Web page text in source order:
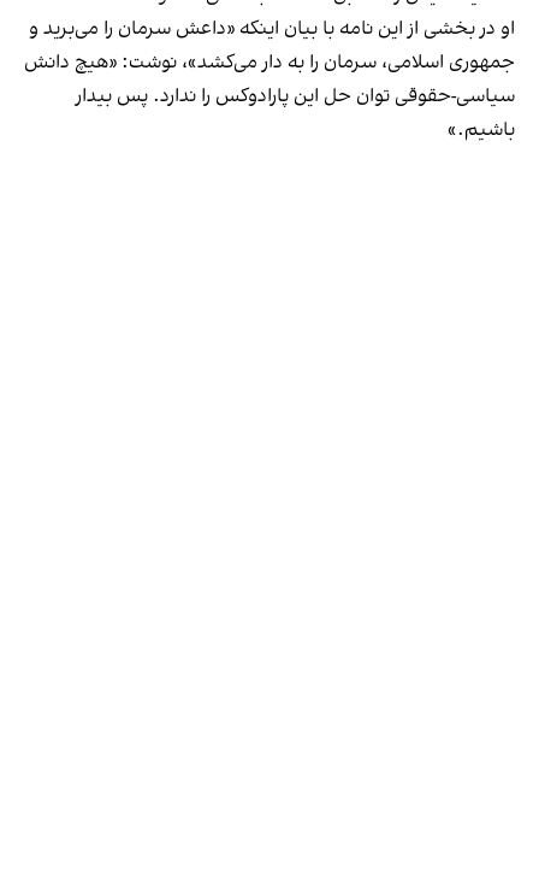
او در بخشی از این نامه با بیان اینکه «داعش سرمان را می‌برید و
جمهوری اسلامی، سرمان را به دار می‌کشد»، نوشت: «هیچ دانش
سیاسی-حقوقی توان حل این پارادوکس را ندارد. پس بیدار
باشیم.»